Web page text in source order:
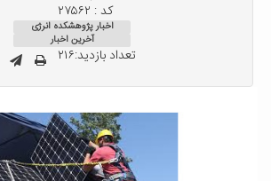
کد : ۲۷۵۶۲
اخبار پژوهشکده انرژی
آخرین اخبار
تعداد بازدید:۲۱۶